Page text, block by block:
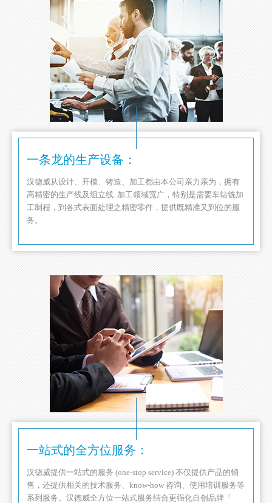
一条龙的生产设备：
汉德威从设计、开模、铸造、加工都由本公司亲力亲为，拥有
高精密的生产线及组立线. 加工领域宽广，特别是需要车钻铣加
工制程，到各式表面处理之精密零件，提供既精准又到位的服
务。
一站式的全方位服务：
汉德威提供一站式的服务 (one-stop service) 不仅提供产品的销
售，还提供相关的技术服务、know-how 咨询、使用培训服务等
系列服务。汉德威全方位一站式服务结合更强化自创品牌「